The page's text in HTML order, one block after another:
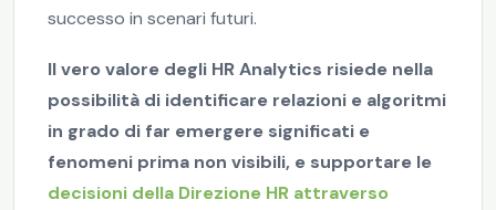
successo in scenari futuri.
Il vero valore degli HR Analytics risiede nella
possibilità di identificare relazioni e algoritmi
in grado di far emergere significati e
fenomeni prima non visibili, e supportare le
decisioni della Direzione HR attraverso